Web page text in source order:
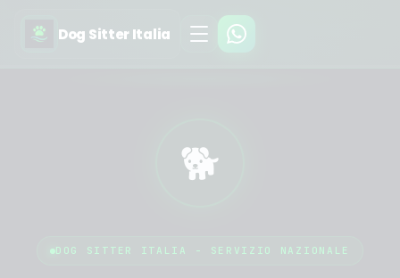
Dog Sitter Italia
🐕
DOG SITTER ITALIA - SERVIZIO NAZIONALE